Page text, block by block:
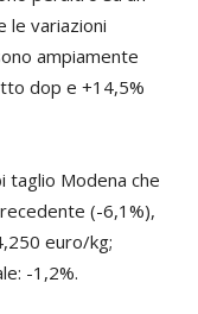
le variazioni
ampiamente
dop e +14,5%
taglio Modena che
(-6,1%),
euro/kg;
-1,2%.